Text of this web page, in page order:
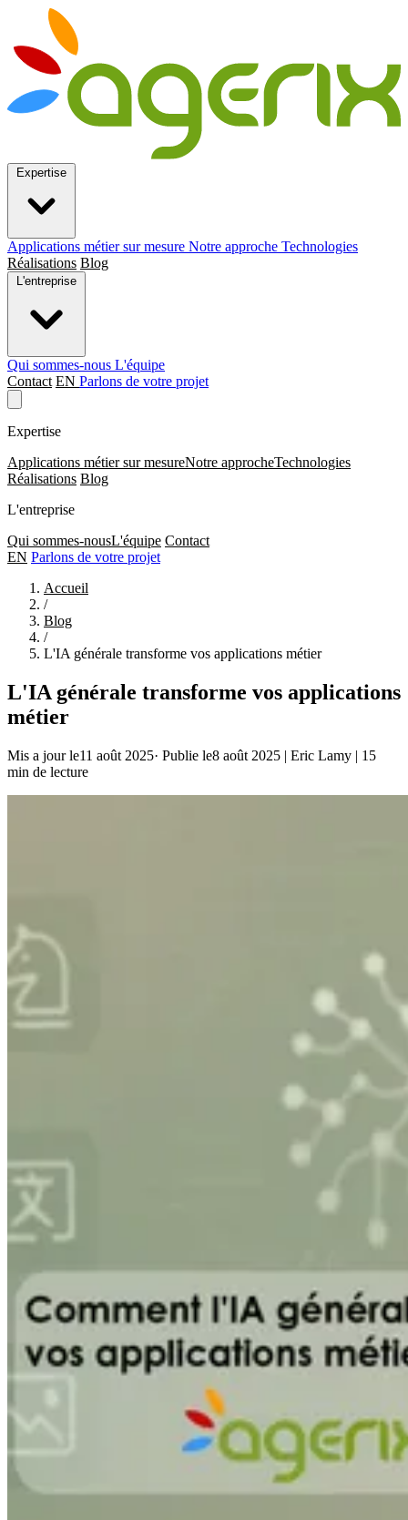
Applications métier sur mesure Notre approche Technologies
Réalisations Blog
Qui sommes-nous L'équipe
Contact EN Parlons de votre projet
Expertise
Applications métier sur mesureNotre approcheTechnologies
Réalisations Blog
L'entreprise
Qui sommes-nousL'équipe Contact
EN Parlons de votre projet
Accueil
/
Blog
/
L'IA générale transforme vos applications métier
L'IA générale transforme vos applications
métier
Mis a jour le11 août 2025· Publie le8 août 2025 | Eric Lamy | 15
min de lecture